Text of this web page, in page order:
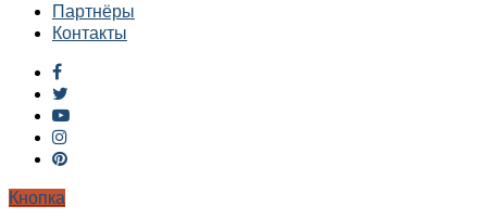
Партнёры
Контакты
Кнопка